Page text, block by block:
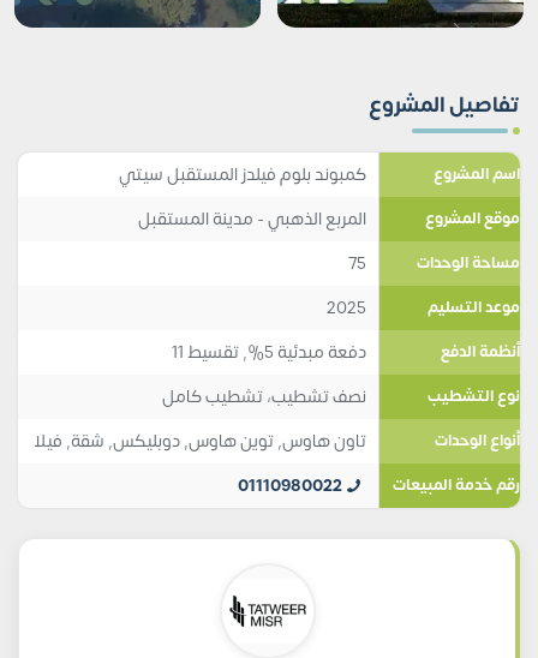
تفاصيل المشروع
اسم المشروع كمبوند بلوم فيلدز المستقبل سيتي
موقع المشروع المربع الذهبي - مدينة المستقبل
مساحة الوحدات 75
موعد التسليم 2025
أنظمة الدفع دفعة مبدئية 5%, تقسيط 11
نوع التشطيب نصف تشطيب، تشطيب كامل
أنواع الوحدات تاون هاوس,توين هاوس,دوبليكس, شقة, فيلا
رقم خدمة المبيعات 01110980022